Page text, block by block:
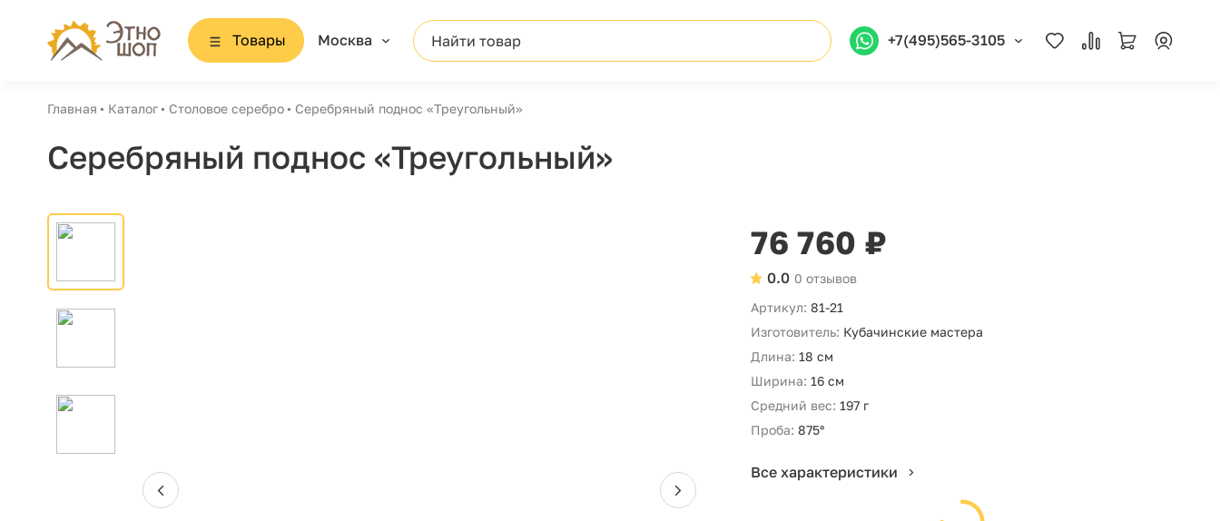
Товары Москва Найти товар +7(495)565-3105
Главная Каталог Столовое серебро Серебряный поднос «Треугольный»
Серебряный поднос «Треугольный»
76 760 ₽
0 отзывов
0.0
Артикул: 81-21
Изготовитель: Кубачинские мастера
Длина: 18 см
Ширина: 16 см
Средний вес: 197 г
Проба: 875°
Все характеристики